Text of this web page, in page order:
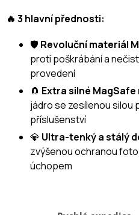
🔥 3 hlavní přednosti:
🛡️ Revoluční materiál
proti poškrábání a
provedení
🧲 Extra silné
jádro se zesílenou silou
příslušenství
💎 Ultra-tenký a stálý
zvýšenou ochranou
úchopem